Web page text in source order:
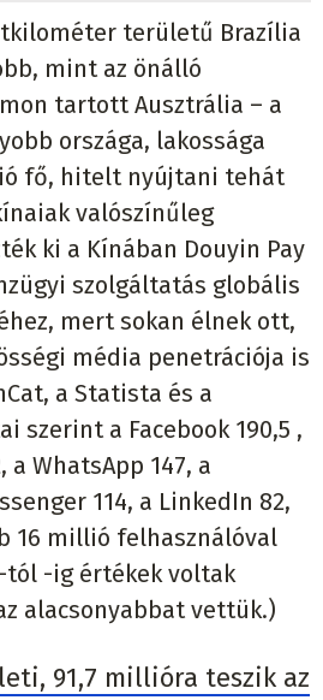
területű Brazília
mint az önálló
tartott Ausztrália – a
országa, lakossága
fő, hitelt nyújtani tehát
valószínűleg
ki a Kínában Douyin Pay
szolgáltatás globális
mert sokan élnek ott,
média penetrációja is
a Statista és a
szerint a Facebook 190,5 ,
a WhatsApp 147, a
114, a LinkedIn 82,
16 millió felhasználóval
tól -ig értékek voltak
alacsonyabbat vettük.)
91,7 millióra teszik az